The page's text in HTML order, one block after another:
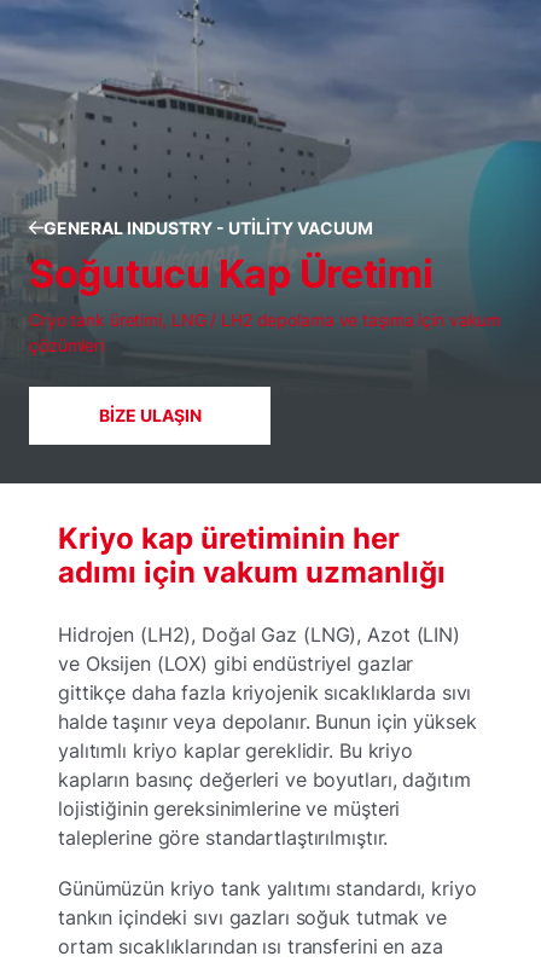
GENERAL INDUSTRY - UTILITY VACUUM
Soğutucu Kap Üretimi
Cryo tank üretimi, LNG / LH2 depolama ve taşıma için vakum
çözümleri
BIZE ULAŞIN
Kriyo kap üretiminin her
adımı için vakum uzmanlığı
Hidrojen (LH2), Doğal Gaz (LNG), Azot (LIN)
ve Oksijen (LOX) gibi endüstriyel gazlar
gittikçe daha fazla kriyojenik sıcaklıklarda sıvı
halde taşınır veya depolanır. Bunun için yüksek
yalıtımlı kriyo kaplar gereklidir. Bu kriyo
kapların basınç değerleri ve boyutları, dağıtım
lojistiğinin gereksinimlerine ve müşteri
taleplerine göre standartlaştırılmıştır.
Günümüzün kriyo tank yalıtımı standardı, kriyo
tankın içindeki sıvı gazları soğuk tutmak ve
ortam sıcaklıklarından ısı transferini en aza